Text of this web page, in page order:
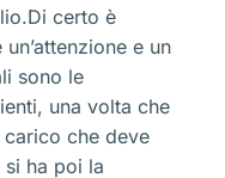
certo è
e un
sono le
una volta che
carico che deve
ha poi la